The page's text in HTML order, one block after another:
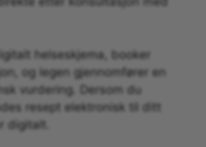
helseskjema, booker
og legen gjennomfører en
vurdering. Dersom du
resept elektronisk til ditt
digitalt.